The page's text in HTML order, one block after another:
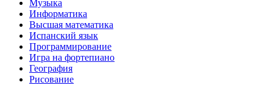
Музыка
Информатика
Высшая математика
Испанский язык
Программирование
Игра на фортепиано
География
Рисование